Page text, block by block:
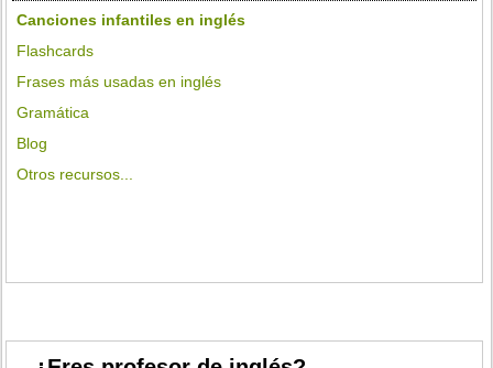
Canciones infantiles en inglés
Flashcards
Frases más usadas en inglés
Gramática
Blog
Otros recursos...